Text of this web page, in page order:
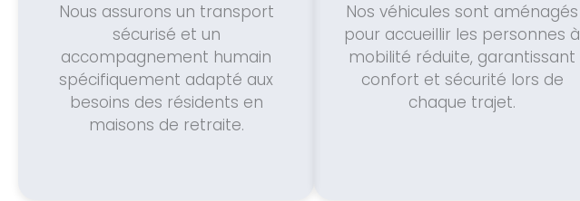
Nous assurons un transport
sécurisé et un
accompagnement humain
spécifiquement adapté aux
besoins des résidents en
maisons de retraite.
Nos véhicules sont aménagés
pour accueillir les personnes à
mobilité réduite, garantissant
confort et sécurité lors de
chaque trajet.